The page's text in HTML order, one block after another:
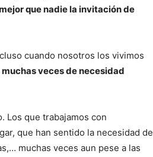
que nadie la invitación de
cuando nosotros los vivimos
veces de necesidad
Los que trabajamos con
que han sentido la necesidad de
muchas veces aun pese a las